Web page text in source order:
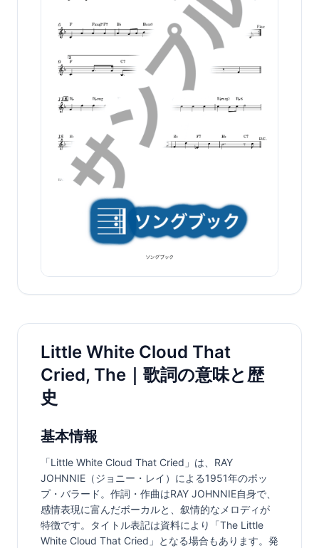
Little White Cloud That
Cried, The｜歌詞の意味と歴
史
基本情報
「Little White Cloud That Cried」は、RAY
JOHNNIE（ジョニー・レイ）による1951年のポッ
プ・バラード。作詞・作曲はRAY JOHNNIE自身で、
感情表現に富んだボーカルと、叙情的なメロディが
特徴です。タイトル表記は資料により「The Little
White Cloud That Cried」となる場合もあります。発